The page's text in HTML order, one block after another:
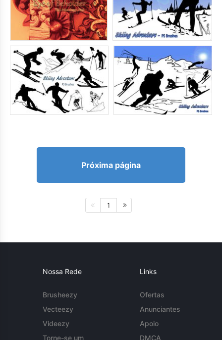
Próxima página
1
Nossa Rede
Brusheezy
Vecteezy
Videezy
Torne-se um
Links
Ofertas
Anunciantes
Apoio
DMCA